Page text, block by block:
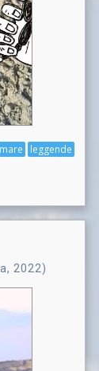
leggende
mare
2022)